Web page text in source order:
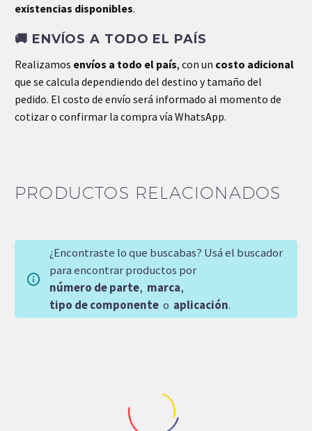
existencias disponibles.
🚚 ENVÍOS A TODO EL PAÍS
Realizamos envíos a todo el país, con un costo adicional
que se calcula dependiendo del destino y tamaño del
pedido. El costo de envío será informado al momento de
cotizar o confirmar la compra vía WhatsApp.
PRODUCTOS RELACIONADOS
¿Encontraste lo que buscabas? Usá el buscador
para encontrar productos por
número de parte, marca,
tipo de componente o aplicación.